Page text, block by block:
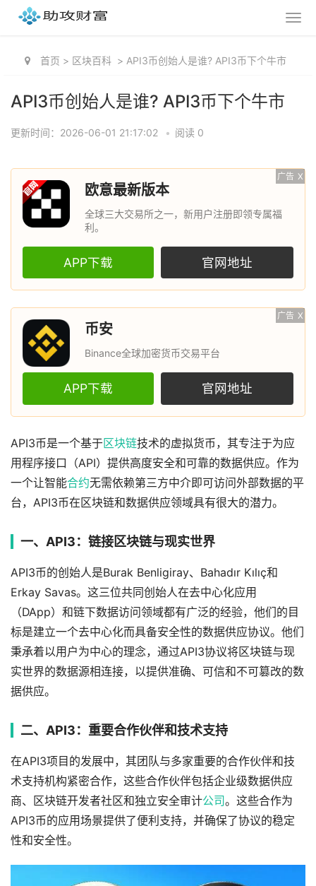
首页 > 区块百科 > API3币创始人是谁? API3币下个牛市
API3币创始人是谁? API3币下个牛市
更新时间：2026-06-01 21:17:02 • 阅读 0
广告 X
欧意最新版本
全球三大交易所之一，新用户注册即领专属福
利。
APP下载 官网地址
广告 X
币安
Binance全球加密货币交易平台
APP下载 官网地址
API3币是一个基于区块链技术的虚拟货币，其专注于为应
用程序接口（API）提供高度安全和可靠的数据供应。作为
一个让智能合约无需依赖第三方中介即可访问外部数据的平
台，API3币在区块链和数据供应领域具有很大的潜力。
一、API3：链接区块链与现实世界
API3币的创始人是Burak Benligiray、Bahadır Kılıç和
Erkay Savas。这三位共同创始人在去中心化应用
（DApp）和链下数据访问领域都有广泛的经验，他们的目
标是建立一个去中心化而具备安全性的数据供应协议。他们
秉承着以用户为中心的理念，通过API3协议将区块链与现
实世界的数据源相连接，以提供准确、可信和不可篡改的数
据供应。
二、API3：重要合作伙伴和技术支持
在API3项目的发展中，其团队与多家重要的合作伙伴和技
术支持机构紧密合作，这些合作伙伴包括企业级数据供应
商、区块链开发者社区和独立安全审计公司。这些合作为
API3币的应用场景提供了便利支持，并确保了协议的稳定
性和安全性。